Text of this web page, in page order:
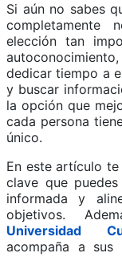
Si aún no sabes
completamente
elección tan
dedicar tiempo a
y buscar
la opción que
cada persona
único.
En este artículo
clave que
informada y
objetivos.
Universidad
acompaña a